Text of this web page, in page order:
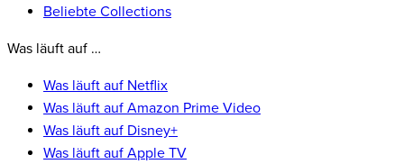
Beliebte Collections
Was läuft auf …
Was läuft auf Netflix
Was läuft auf Amazon Prime Video
Was läuft auf Disney+
Was läuft auf Apple TV